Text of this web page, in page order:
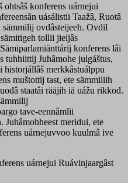
ohtsâš konferens uárnejui
uásálistii Taažâ, Ruotâ
sämmilij ovdâsteijeeh. Ovdil
tollii jieijâs
konferens lâi
tuhhiittij Juhâmohe julgáštus,
historjállâš merkkâstuálppu
muštottij tast, ete sämmiliih
staatâi rääjih iä uážu rikkođ.
tave-eennâmlii
Juhâmohheest meridui, ete
uárnejuvvoo kuulmâ ive
uárnejui Ruávinjaargâst